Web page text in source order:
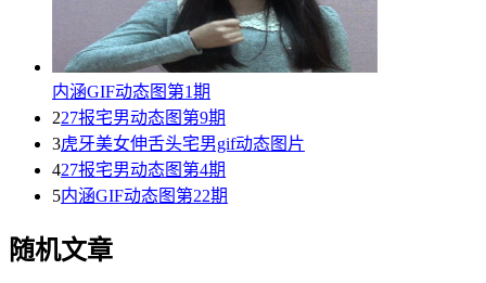
内涵GIF动态图第1期
227报宅男动态图第9期
3虎牙美女伸舌头宅男gif动态图片
427报宅男动态图第4期
5内涵GIF动态图第22期
随机文章